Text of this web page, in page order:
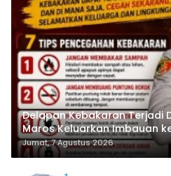
Delapan Kebakaran Terjadi
Maros Keluarkan Imbauan
Jumat, 7 Agustus 2026